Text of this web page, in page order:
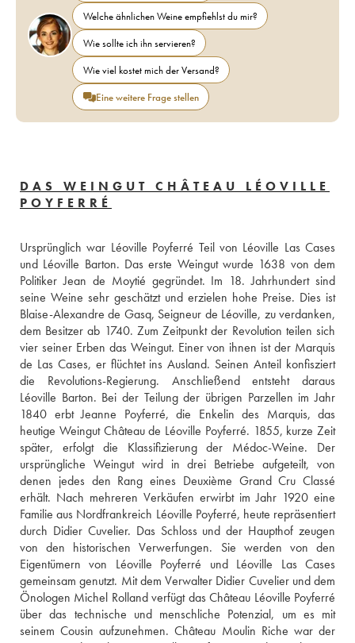
Welche ähnlichen Weine empfiehlst du mir?
Wie sollte ich ihn servieren?
Wie viel kostet mich der Versand?
Eine weitere Frage stellen
DAS WEINGUT CHÂTEAU LÉOVILLE
POYFERRÉ
Ursprünglich war Léoville Poyferré Teil von Léoville Las Cases
und Léoville Barton. Das erste Weingut wurde 1638 von dem
Politiker Jean de Moytié gegründet. Im 18. Jahrhundert sind
seine Weine sehr geschätzt und erzielen hohe Preise. Dies ist
Blaise-Alexandre de Gasq, Seigneur de Léoville, zu verdanken,
dem Besitzer ab 1740. Zum Zeitpunkt der Revolution teilen sich
vier seiner Erben das Weingut. Einer von ihnen ist der Marquis
de Las Cases, er flüchtet ins Ausland. Seinen Anteil konfisziert
die Revolutions-Regierung. Anschließend entsteht daraus
Léoville Barton. Bei der Teilung der übrigen Parzellen im Jahr
1840 erbt Jeanne Poyferré, die Enkelin des Marquis, das
heutige Weingut Château de Léoville Poyferré. 1855, kurze Zeit
später, erfolgt die Klassifizierung der Médoc-Weine. Der
ursprüngliche Weingut wird in drei Betriebe aufgeteilt, von
denen jedes den Rang eines Deuxième Grand Cru Classé
erhält. Nach mehreren Verkäufen erwirbt im Jahr 1920 eine
Familie aus Nordfrankreich Léoville Poyferré, heute repräsentiert
durch Didier Cuvelier. Das Schloss und der Haupthof zeugen
von den historischen Verwerfungen. Sie werden von den
Eigentümern von Léoville Poyferré und Léoville Las Cases
gemeinsam genutzt. Mit dem Verwalter Didier Cuvelier und dem
Önologen Michel Rolland verfügt das Château Léoville Poyferré
über das technische und menschliche Potenzial, um es mit
seinem Cousin aufzunehmen. Château Moulin Riche war der